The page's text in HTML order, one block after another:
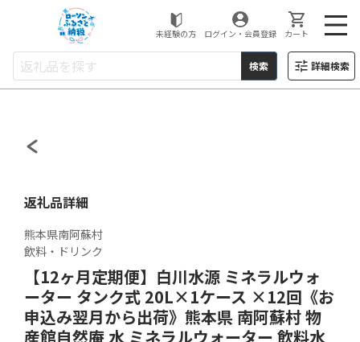
ローソンふるさと納税
未経験の方 ログイン・会員登録 カート
検索 詳細検索
返礼品詳細
熊本県南阿蘇村
飲料・ドリンク
【12ヶ月定期便】白川水源 ミネラルウォ
ーター タンク式 20L×1ケース ×12回《お
申込み翌月から出荷》熊本県 南阿蘇村 物
産館自然庵 水 ミネラルウォーター 飲料水